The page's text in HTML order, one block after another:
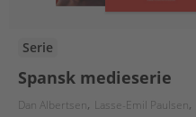
Serie
Spansk medieserie
Dan Albertsen Lasse-Emil Paulsen